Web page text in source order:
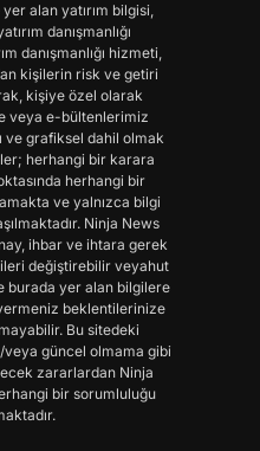
alan yatırım bilgisi,
danışmanlığı
danışmanlığı hizmeti,
kişilerin risk ve getiri
kişiye özel olarak
veya e-bültenlerimiz
ve grafiksel dahil olmak
herhangi bir karara
herhangi bir
ve yalnızca bilgi
Ninja News
ihbar ve ihtara gerek
değiştirebilir veyahut
burada yer alan bilgilere
beklentilerinize
Bu sitedeki
güncel olmama gibi
zararlardan Ninja
bir sorumluluğu